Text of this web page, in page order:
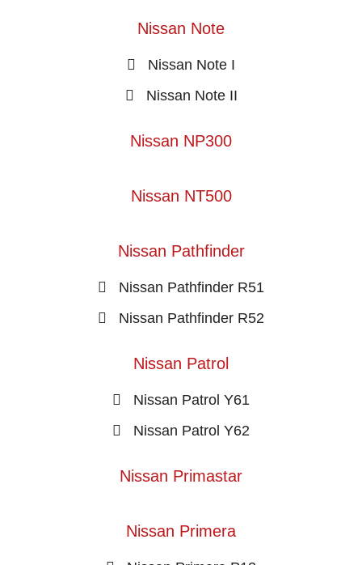
Nissan Note
Nissan Note I
Nissan Note II
Nissan NP300
Nissan NT500
Nissan Pathfinder
Nissan Pathfinder R51
Nissan Pathfinder R52
Nissan Patrol
Nissan Patrol Y61
Nissan Patrol Y62
Nissan Primastar
Nissan Primera